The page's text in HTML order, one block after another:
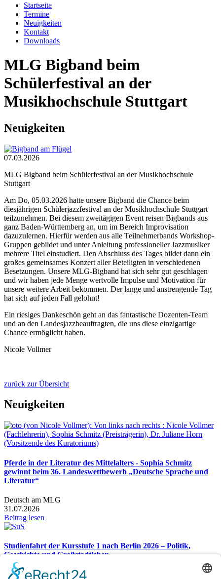
Startseite
Termine
Neuigkeiten
Kontakt
Downloads
MLG Bigband beim
Schülerfestival an der
Musikhochschule Stuttgart
Neuigkeiten
07.03.2026
MLG Bigband beim Schülerfestival an der Musikhochschule
Stuttgart
Am Do, 05.03.2026 hatte unsere Bigband die Chance beim
diesjährigen Schülerjazzfestival an der Musikhochschule Stuttgart
teilzunehmen. Bei diesem zweitägigen Event reisen Bigbands aus
ganz Baden-Württemberg an, um im Bereich Improvisation
dazuzulernen. Hierfür werden aus alle Teilnehmerbands Workshop-
Gruppen gebildet und unter Anleitung professioneller Jazzmusiker
mehrere Titel einstudiert. Den Abschluss des Tages bildet dann ein
großes gemeinsames Konzert aller Beteiligten in verschiedenen
Besetzungen. Unsere MLG-Bigband hat sich sehr gut geschlagen
und wir haben jede Menge wertvolle Impulse und Motivation für
unsere weitere Arbeit bekommen. Der lange und anstrengende Tag
hat sich auf jeden Fall gelohnt!
Ein riesiges Dankeschön geht an das fantastische Dozenten-Team
und an den Landesjazzbeauftragten, die uns diese einzigartige
Chance ermöglicht haben.
Nicole Vollmer
zurück zur Übersicht
Neuigkeiten
Pferde in der Literatur des Mittelalters - Sophia Schmitz
gewinnt beim 36. Landeswettbewerb „Deutsche Sprache und
Literatur“
Deutsch am MLG
31.07.2026
Beitrag lesen
Studienfahrt der Kursstufe 1 nach Berlin 2026 – Politik,
Geschichte und Großstadtleben
Studienfahrt nach Berlin 2026